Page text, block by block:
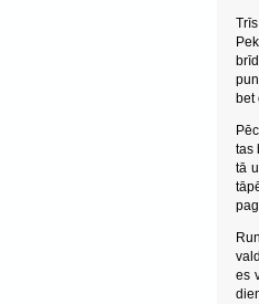
bet
tas
tā
es